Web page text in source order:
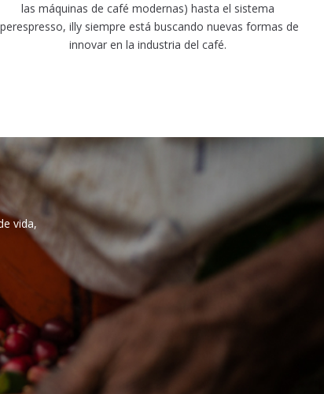
las máquinas de café modernas) hasta el sistema
illy siempre está buscando nuevas formas de
innovar en la industria del café.
vida,